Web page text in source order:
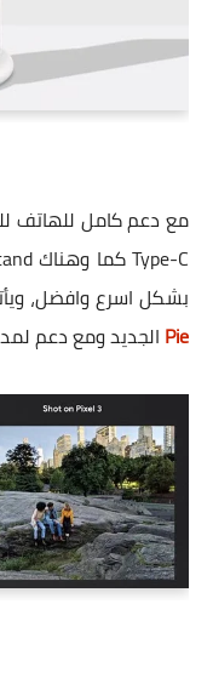
بشكل اسرع وافضل،
Pie الجديد ومع دعم لمدة 3 سنوات لاستقبال